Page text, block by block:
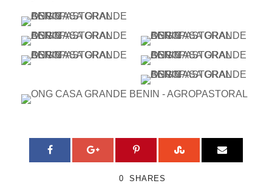
0 SHARES